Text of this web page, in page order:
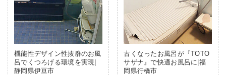
機能性デザイン性抜群のお風
呂でくつろげる環境を実現|
静岡県伊豆市
古くなったお風呂が『TOTO
サザナ』で快適お風呂に|福
岡県行橋市